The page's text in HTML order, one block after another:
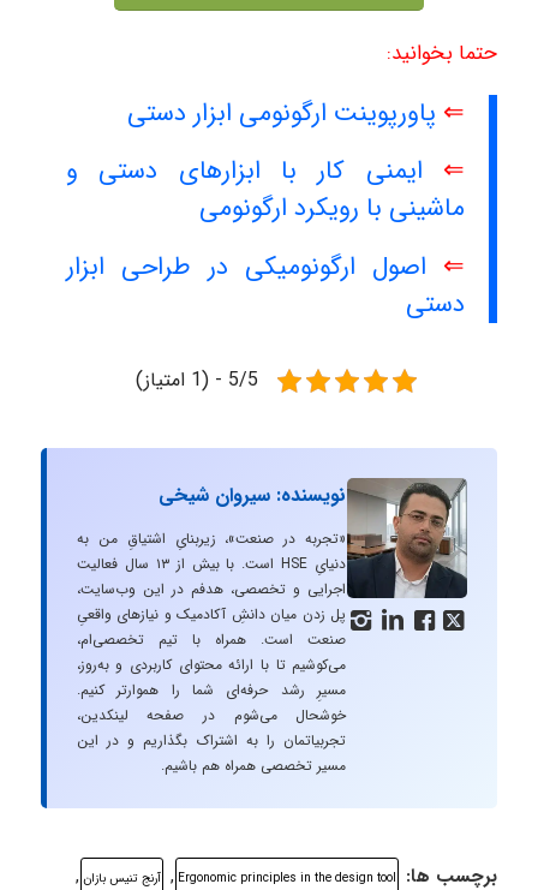
حتما بخوانید:
⇐ پاورپوینت ارگونومی ابزار دستی
⇐ ایمنی کار با ابزارهای دستی و
ماشینی با رویکرد ارگونومی
⇐ اصول ارگونومیکی در طراحی ابزار
دستی
5/5 - (1 امتیاز)
   
نویسنده: سیروان شیخی
«تجربه در صنعت»، زیربنایِ اشتیاقِ من به
دنیایِ HSE است. با بیش از ۱۳ سال فعالیت
اجرایی و تخصصی، هدفم در این وب‌سایت،
پل زدن میان دانشِ آکادمیک و نیازهای واقعیِ
صنعت است. همراه با تیم تخصصی‌ام،
می‌کوشیم تا با ارائه محتوای کاربردی و به‌روز،
مسیرِ رشد حرفه‌ای شما را هموارتر کنیم.
خوشحال می‌شوم در صفحه لینکدین،
تجربیاتمان را به اشتراک بگذاریم و در این
مسیر تخصصی همراه هم باشیم.
برچسب ها: Ergonomic principles in the design tool
, آرنج تنیس بازان ,